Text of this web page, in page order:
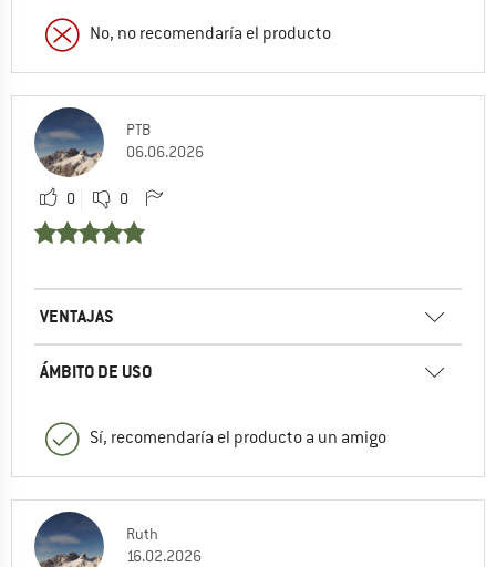
No, no recomendaría el producto
PTB
06.06.2026
0 0
VENTAJAS
ÁMBITO DE USO
Sí, recomendaría el producto a un amigo
Ruth
16.02.2026